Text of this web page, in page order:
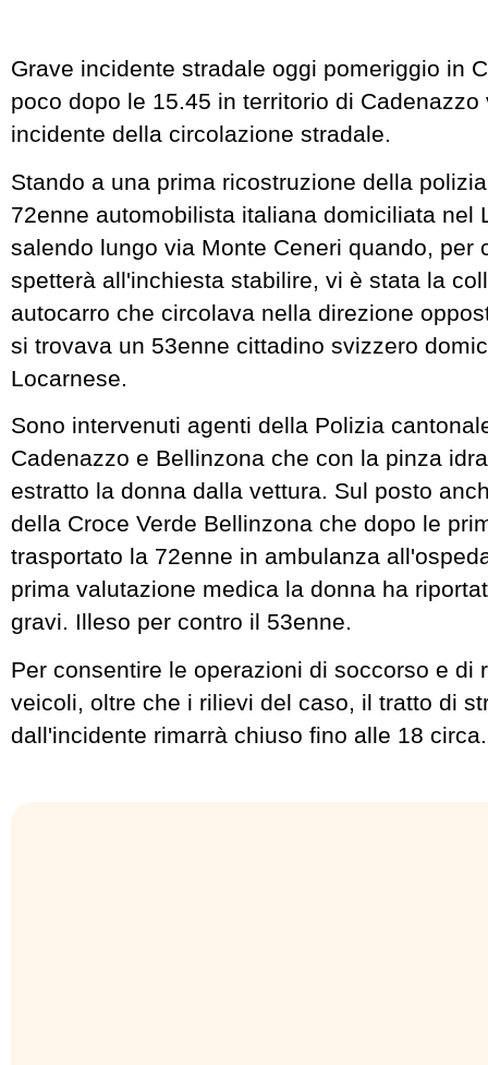
Grave incidente stradale oggi pomeriggio in
poco dopo le 15.45 in territorio di Cadenazzo
incidente della circolazione stradale.
Stando a una prima ricostruzione della
72enne automobilista italiana domiciliata nel
salendo lungo via Monte Ceneri quando, per
spetterà all'inchiesta stabilire, vi è stata la
autocarro che circolava nella direzione
si trovava un 53enne cittadino svizzero
Locarnese.
Sono intervenuti agenti della Polizia
Cadenazzo e Bellinzona che con la pinza
estratto la donna dalla vettura. Sul posto
della Croce Verde Bellinzona che dopo le
trasportato la 72enne in ambulanza
prima valutazione medica la donna ha
gravi. Illeso per contro il 53enne.
Per consentire le operazioni di soccorso e di
veicoli, oltre che i rilievi del caso, il tratto di
dall'incidente rimarrà chiuso fino alle 18